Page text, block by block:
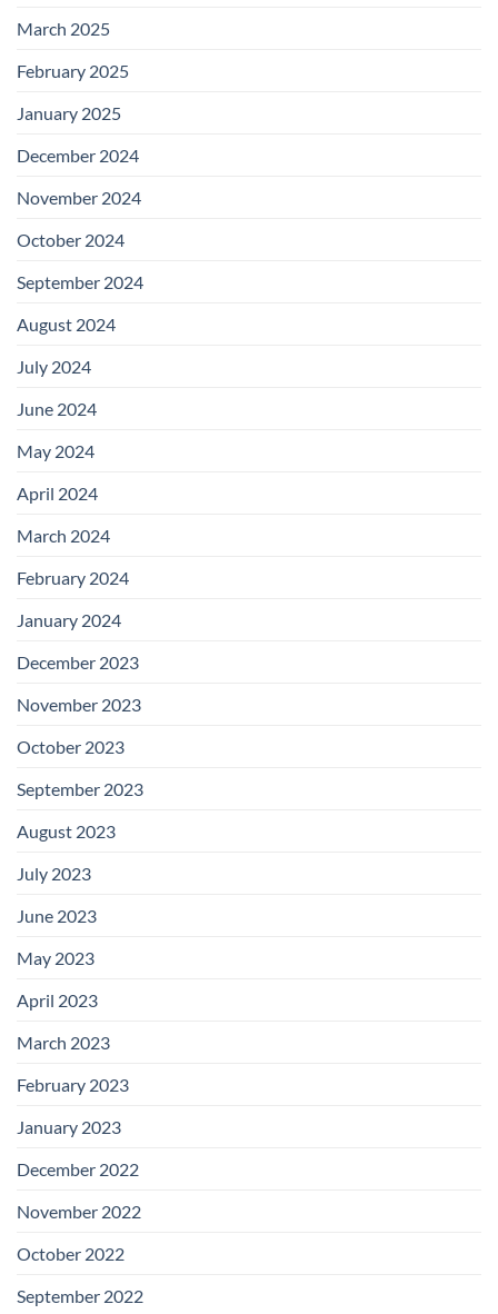
March 2025
February 2025
January 2025
December 2024
November 2024
October 2024
September 2024
August 2024
July 2024
June 2024
May 2024
April 2024
March 2024
February 2024
January 2024
December 2023
November 2023
October 2023
September 2023
August 2023
July 2023
June 2023
May 2023
April 2023
March 2023
February 2023
January 2023
December 2022
November 2022
October 2022
September 2022